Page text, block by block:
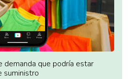
demanda que podría estar
suministro